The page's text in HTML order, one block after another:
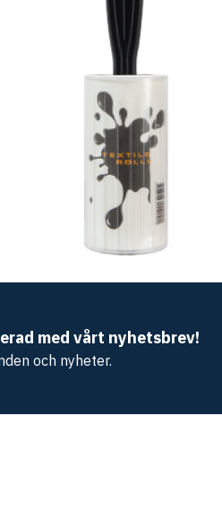
med vårt nyhetsbrev!
och nyheter.